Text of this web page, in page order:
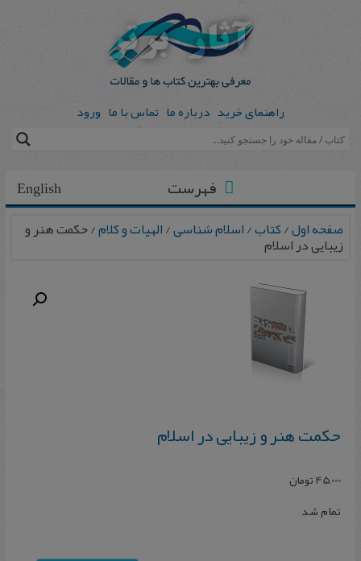
راهنمای خرید درباره ما تماس با ما ورود
English فهرست
صفحه اول/کتاب/اسلام شناسی/الهیات و کلام/ حکمت‌ هنر و
زیبایی‌ در اسلام‌
حکمت‌ هنر و زیبایی‌ در اسلام‌
45,000تومان
تمام شد